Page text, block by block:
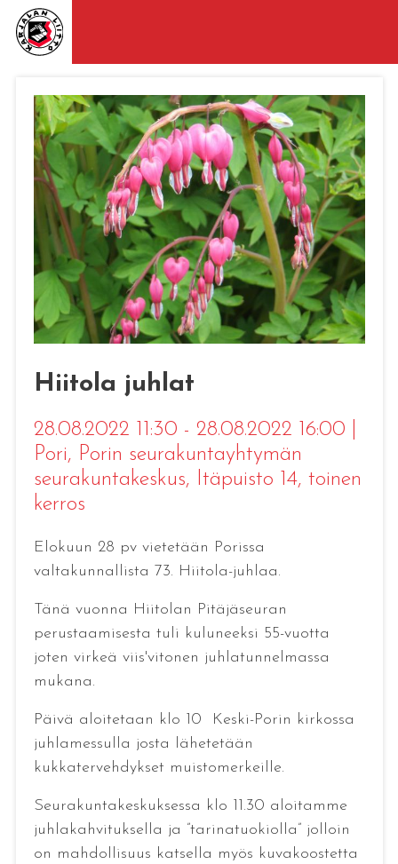
Hiitola juhlat
28.08.2022 11:30 - 28.08.2022 16:00
Pori, Porin seurakuntayhtymän
seurakuntakeskus, Itäpuisto 14, toinen
kerros
Elokuun 28 pv vietetään Porissa
valtakunnallista 73. Hiitola-juhlaa.
Tänä vuonna Hiitolan Pitäjäseuran
perustaamisesta tuli kuluneeksi 55-vuotta
joten virkeä viis'vitonen juhlatunnelmassa
mukana.
Päivä aloitetaan klo 10 Keski-Porin kirkossa
juhlamessulla josta lähetetään
kukkatervehdykset muistomerkeille.
Seurakuntakeskuksessa klo 11.30 aloitamme
juhlakahvituksella ja ”tarinatuokiolla” jolloin
on mahdollisuus katsella myös kuvakoostetta